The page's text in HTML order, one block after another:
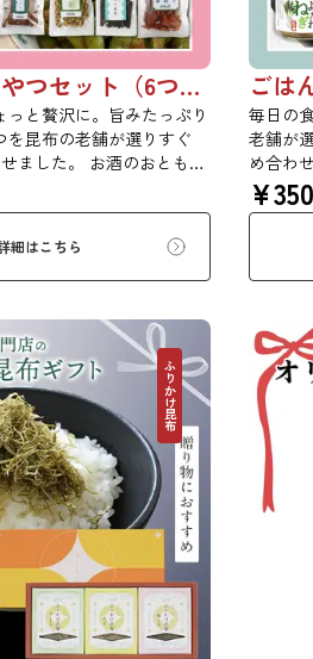
おつまみ・おやつセット（6つ入り）【初回購入は20％OFF】
っと贅沢に。旨みたっぷり
を昆布の老舗が選りすぐ
ました。 お酒のおともに
やつや気軽な手土産にも
す。 ※本商品はギフト仕
、簡易ダンボール梱包での
贈答用をご希望の方は、あ
い。【初回購入20％OFF
細はこちら
毎日の
老舗が
め合わ
ごはん
手軽に
ちろん
す。 ※
く、簡
くださ
ド：
¥
ふりかけ昆布